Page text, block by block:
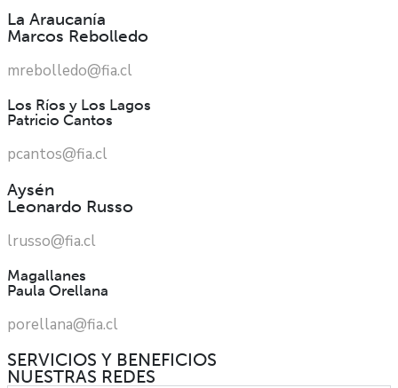
La Araucanía
Marcos Rebolledo
mrebolledo@fia.cl
Los Ríos y Los Lagos
Patricio Cantos
pcantos@fia.cl
Aysén
Leonardo Russo
lrusso@fia.cl
Magallanes
Paula Orellana
porellana@fia.cl
SERVICIOS Y BENEFICIOS
NUESTRAS REDES